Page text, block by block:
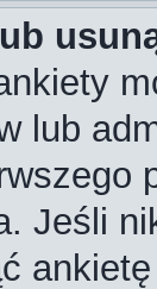
lub
Jeśli